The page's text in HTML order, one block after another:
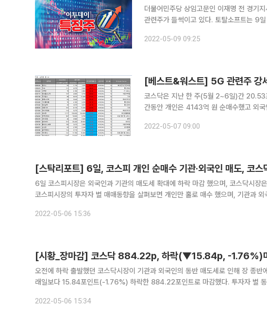
더불어민주당 상임고문인 이재명 전 경기
관련주가 들썩이고 있다. 토탈소프트는 9일 오전 9시 20분 현재 전 거래일보다 20% 이상 뛴
2022-05-09 09:25
[베스트&워스트] 5G 관련주 강
코스닥은 지난 한 주(5월 2~6일)간
간동안 개인은 4143억 원 순매수했고 외
세에 힘입어 32.42% 급등했다. 5G 장비
2022-05-07 09:00
[스탁리포트] 6일, 코스피 개인 순매수 기관·외국인 매도, 코스
6일 코스피시장은 외국인과 기관의 매도세 확대에 하락 마감 했으며, 코스닥시장
코스피시장의 투자자 별 매매동향을 살펴보면 개인만 홀로 매수 했으며, 기관과 외국인은 동반 매
2022-05-06 15:36
오전에 하락 출발했던 코스닥시장이 기관과 외국인의 동반 매도세로 인해 장 종반에도 하락세를 보
래일보다 15.84포인트(-1.76%) 하락한 884.22포인트로 마감했다. 투자자 별 동향을 자세히 살펴보면 개인만 홀로 매수 했으며, 외국인
2022-05-06 15:34